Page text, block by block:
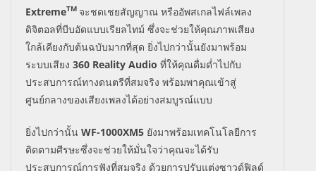
ExtremeTM จะชดเชยสัญญาณ หรืออัพสเกลไฟล์เพลง
ดิจิตอลที่บีบอัดแบบเรียลไทม์ ซึ่งจะช่วยให้คุณภาพเสียง
ใกล้เคียงกับต้นฉบับมากที่สุด ยิ่งไปกว่านั้นยังมาพร้อม
ระบบเสียง 360 Reality Audio ที่ให้คุณดื่มด่ำไปกับ
ประสบการณ์ทางดนตรีที่สมจริง พร้อมพาคุณเข้าสู่
ศูนย์กลางของเสียงเพลงได้อย่างสมบูรณ์แบบ
ยิ่งไปกว่านั้น WF-1000XM5 ยังมาพร้อมเทคโนโลยีการ
ติดตามศีรษะซึ่งจะช่วยให้มั่นใจว่าคุณจะได้รับ
ประสบการณ์การฟังที่สมจริง ด้วยการปรับแต่งซาวด์ฟิลด์